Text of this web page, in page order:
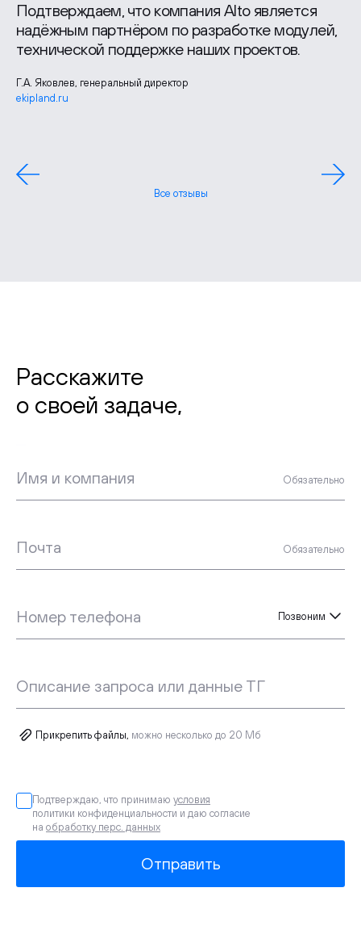
Подтверждаем, что компания Alto является
надёжным партнёром по разработке модулей,
технической поддержке наших проектов.
Г.А. Яковлев, генеральный директор
ekipland.ru
Лидия Шудрико, руководитель отдела маркетинга
Все отзывы
Расскажите
о своей задаче,
Имя и компания Обязательно
Почта Обязательно
Номер телефона Позвоним
Описание запроса или данные ТГ
Прикрепить файлы, можно несколько до 20 Мб
Подтверждаю, что принимаю условия
политики конфиденциальности и даю согласие
на обработку перс. данных
Отправить